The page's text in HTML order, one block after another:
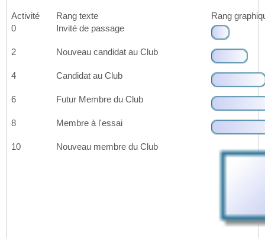
Activité Rang texte
Rang
0
Invité de passage
2 Nouveau candidat au Club
4 Candidat au Club
6 Futur Membre du Club
8 Membre à l'essai
10 Nouveau membre du Club